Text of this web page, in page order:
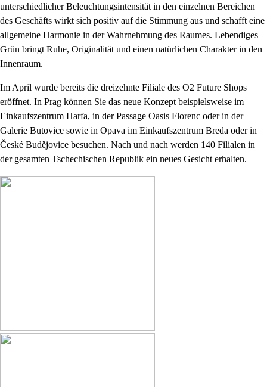
unterschiedlicher Beleuchtungsintensität in den einzelnen Bereichen
des Geschäfts wirkt sich positiv auf die Stimmung aus und schafft eine
allgemeine Harmonie in der Wahrnehmung des Raumes. Lebendiges
Grün bringt Ruhe, Originalität und einen natürlichen Charakter in den
Innenraum.
Im April wurde bereits die dreizehnte Filiale des O2 Future Shops
eröffnet. In Prag können Sie das neue Konzept beispielsweise im
Einkaufszentrum Harfa, in der Passage Oasis Florenc oder in der
Galerie Butovice sowie in Opava im Einkaufszentrum Breda oder in
České Budějovice besuchen. Nach und nach werden 140 Filialen in
der gesamten Tschechischen Republik ein neues Gesicht erhalten.